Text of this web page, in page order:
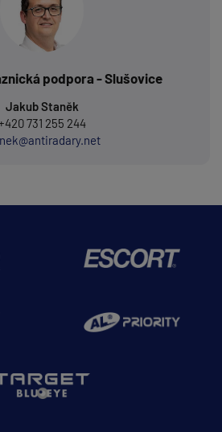
podpora - Slušovice
Jakub Staněk
731 255 244